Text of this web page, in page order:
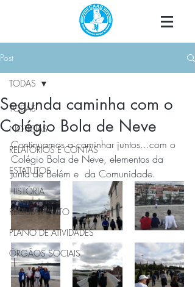
Post
TODAS
NOTÍCIAS
RELATÓRIOS E CONTAS
ESTATUTOS
HISTÓRIA
REGULAMENTO
PLANO DE ATIVIDADES
ÓRGÃOS SOCIAIS
TODAS
Segunda caminha com o
Colégio Bola de Neve
Continuamos a caminhar juntos...com o
Colégio Bola de Neve, elementos da
Junta de Belém e  da Comunidade.